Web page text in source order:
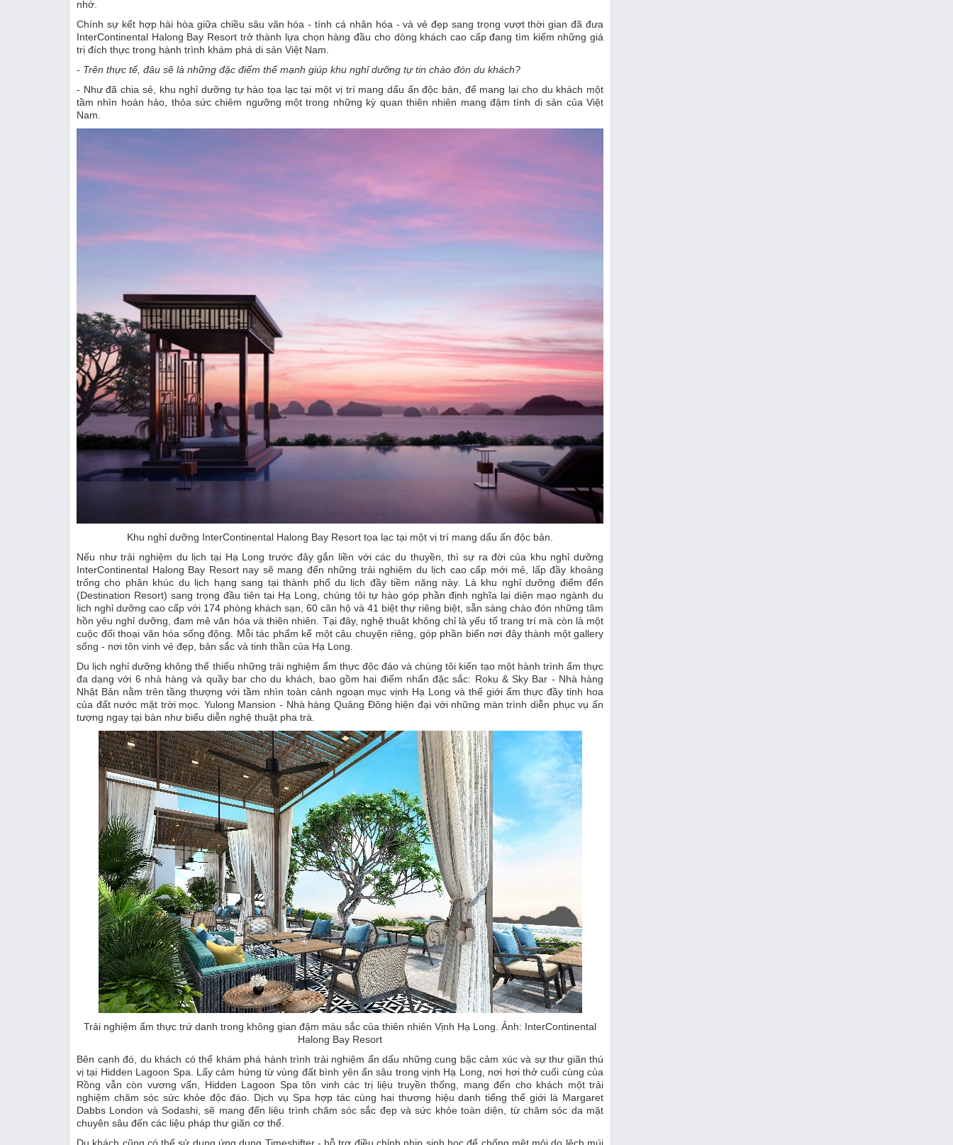
nhớ.
Chính sự kết hợp hài hòa giữa chiều sâu văn hóa - tính cá nhân hóa - và vẻ đẹp sang trọng vượt thời gian đã đưa
InterContinental Halong Bay Resort trở thành lựa chọn hàng đầu cho dòng khách cao cấp đang tìm kiếm những giá
trị đích thực trong hành trình khám phá di sản Việt Nam.
- Trên thực tế, đâu sẽ là những đặc điểm thế mạnh giúp khu nghỉ dưỡng tự tin chào đón du khách?
- Như đã chia sẻ, khu nghỉ dưỡng tự hào tọa lạc tại một vị trí mang dấu ấn độc bản, để mang lại cho du khách một
tầm nhìn hoàn hảo, thỏa sức chiêm ngưỡng một trong những kỳ quan thiên nhiên mang đậm tính di sản của Việt
Nam.
Khu nghỉ dưỡng InterContinental Halong Bay Resort tọa lạc tại một vị trí mang dấu ấn độc bản.
Nếu như trải nghiệm du lịch tại Hạ Long trước đây gắn liền với các du thuyền, thì sự ra đời của khu nghỉ dưỡng
InterContinental Halong Bay Resort nay sẽ mang đến những trải nghiệm du lịch cao cấp mới mẻ, lấp đầy khoảng
trống cho phân khúc du lịch hạng sang tại thành phố du lịch đầy tiềm năng này. Là khu nghỉ dưỡng điểm đến
(Destination Resort) sang trọng đầu tiên tại Hạ Long, chúng tôi tự hào góp phần định nghĩa lại diện mạo ngành du
lịch nghỉ dưỡng cao cấp với 174 phòng khách sạn, 60 căn hộ và 41 biệt thự riêng biệt, sẵn sàng chào đón những tâm
hồn yêu nghỉ dưỡng, đam mê văn hóa và thiên nhiên. Tại đây, nghệ thuật không chỉ là yếu tố trang trí mà còn là một
cuộc đối thoại văn hóa sống động. Mỗi tác phẩm kể một câu chuyện riêng, góp phần biến nơi đây thành một gallery
sống - nơi tôn vinh vẻ đẹp, bản sắc và tinh thần của Hạ Long.
Du lịch nghỉ dưỡng không thể thiếu những trải nghiệm ẩm thực độc đáo và chúng tôi kiến tạo một hành trình ẩm thực
đa dạng với 6 nhà hàng và quầy bar cho du khách, bao gồm hai điểm nhấn đặc sắc: Roku & Sky Bar - Nhà hàng
Nhật Bản nằm trên tầng thượng với tầm nhìn toàn cảnh ngoạn mục vịnh Hạ Long và thế giới ẩm thực đầy tinh hoa
của đất nước mặt trời mọc. Yulong Mansion - Nhà hàng Quảng Đông hiện đại với những màn trình diễn phục vụ ấn
tượng ngay tại bàn như biểu diễn nghệ thuật pha trà.
Trải nghiệm ẩm thực trứ danh trong không gian đậm màu sắc của thiên nhiên Vịnh Hạ Long. Ảnh: InterContinental
Halong Bay Resort
Bên cạnh đó, du khách có thể khám phá hành trình trải nghiệm ẩn dấu những cung bậc cảm xúc và sự thư giãn thú
vị tại Hidden Lagoon Spa. Lấy cảm hứng từ vùng đất bình yên ẩn sâu trong vịnh Hạ Long, nơi hơi thở cuối cùng của
Rồng vẫn còn vương vấn, Hidden Lagoon Spa tôn vinh các trị liệu truyền thống, mang đến cho khách một trải
nghiệm chăm sóc sức khỏe độc đáo. Dịch vụ Spa hợp tác cùng hai thương hiệu danh tiếng thế giới là Margaret
Dabbs London và Sodashi, sẽ mang đến liệu trình chăm sóc sắc đẹp và sức khỏe toàn diện, từ chăm sóc da mặt
chuyên sâu đến các liệu pháp thư giãn cơ thể.